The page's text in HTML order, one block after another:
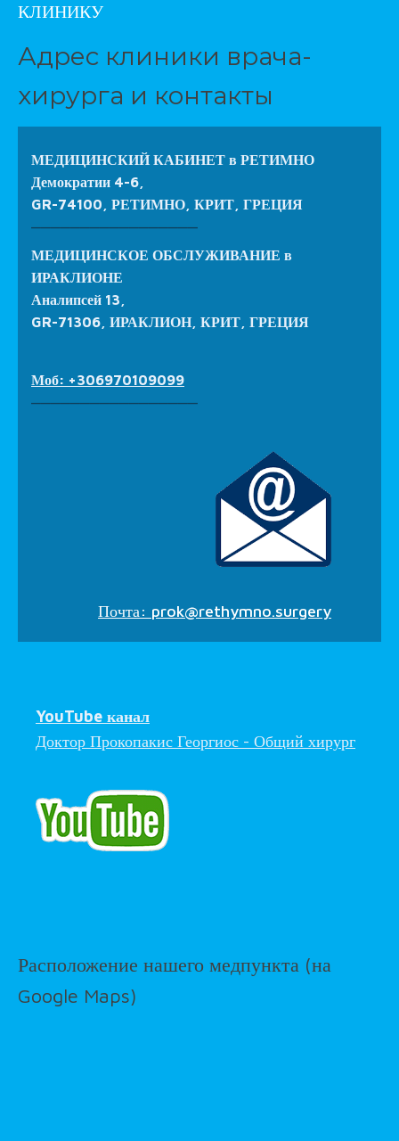
КЛИНИКУ
Адрес клиники врача-
хирурга и контакты
МЕДИЦИНСКИЙ КАБИНЕТ в РЕТИМНО
Демократии 4-6,
GR-74100, РЕТИМНО, КРИТ, ГРЕЦИЯ
МЕДИЦИНСКОЕ ОБСЛУЖИВАНИЕ в
ИРАКЛИОНЕ
Аналипсей 13,
GR-71306, ИРАКЛИОН, КРИТ, ГРЕЦИЯ
Моб: +306970109099
Почта: prok@rethymno.surgery
YouTube канал
Доктор Прокопакис Георгиос - Общий хирург
Расположение нашего медпункта (на
Google Maps)